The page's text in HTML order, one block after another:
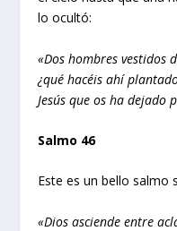
lo ocultó:
«Dos hombres vestidos
¿qué hacéis ahí
Jesús que os ha dejado
Salmo 46
Este es un bello salmo
«Dios asciende entre